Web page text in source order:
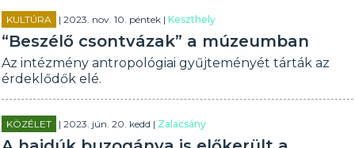
KULTÚRA | 2023. nov. 10. péntek |Keszthely
“Beszélő csontvázak” a múzeumban
Az intézmény antropológiai gyűjteményét tárták az
érdeklődők elé.
KÖZÉLET | 2023. jún. 20. kedd | Zalacsány